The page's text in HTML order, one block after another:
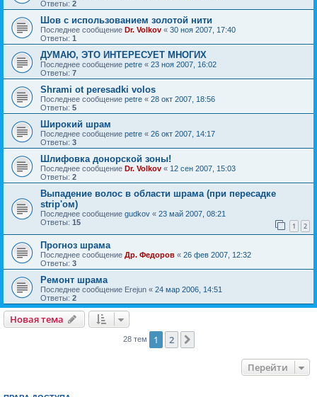
Ответы: 2
Шов с использованием золотой нити
Последнее сообщение Dr. Volkov « 30 ноя 2007, 17:40
Ответы: 1
ДУМАЮ, ЭТО ИНТЕРЕСУЕТ МНОГИХ
Последнее сообщение petre « 23 ноя 2007, 16:02
Ответы: 7
Shrami ot peresadki volos
Последнее сообщение petre « 28 окт 2007, 18:56
Ответы: 5
Широкий шрам
Последнее сообщение petre « 26 окт 2007, 14:17
Ответы: 3
Шлифовка донорской зоны!
Последнее сообщение Dr. Volkov « 12 сен 2007, 15:03
Ответы: 2
Выпадение волос в области шрама (при пересадке
strip'ом)
Последнее сообщение gudkov « 23 май 2007, 08:21
Ответы: 15 1 2
Прогноз шрама
Последнее сообщение Др. Федоров « 26 фев 2007, 12:32
Ответы: 3
Ремонт шрама
Последнее сообщение Erejun « 24 мар 2006, 14:51
Ответы: 2
Новая тема
28 тем 1 2
Перейти